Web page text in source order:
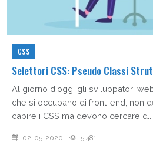
CSS
Selettori CSS: Pseudo Classi
Al giorno d'oggi gli sviluppatori
che si occupano di front-end, non
capire i CSS ma devono cercare d...
02-05-2020 5,481